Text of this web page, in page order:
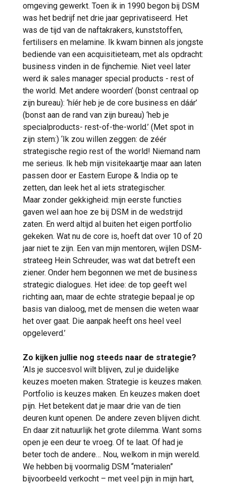
omgeving gewerkt. Toen ik in 1990 begon bij DSM
was het bedrijf net drie jaar geprivatiseerd. Het
was de tijd van de naftakrakers, kunststoffen,
fertilisers en melamine. Ik kwam binnen als jongste
bediende van een acquisitieteam, met als opdracht:
business vinden in de fijnchemie. Niet veel later
werd ik sales manager special products - rest of
the world. Met andere woorden’ (bonst centraal op
zijn bureau): ‘híér heb je de core business en dáár’
(bonst aan de rand van zijn bureau) ‘heb je
specialproducts- rest-of-the-world.’ (Met spot in
zijn stem:) ‘Ik zou willen zeggen: de zéér
strategische regio rest of the world! Niemand nam
me serieus. Ik heb mijn visitekaartje maar aan laten
passen door er Eastern Europe & India op te
zetten, dan leek het al iets strategischer.
Maar zonder gekkigheid: mijn eerste functies
gaven wel aan hoe ze bij DSM in de wedstrijd
zaten. En werd altijd al buiten het eigen portfolio
gekeken. Wat nu de core is, hoeft dat over 10 of 20
jaar niet te zijn. Een van mijn mentoren, wijlen DSM-
strateeg Hein Schreuder, was wat dat betreft een
ziener. Onder hem begonnen we met de business
strategic dialogues. Het idee: de top geeft wel
richting aan, maar de echte strategie bepaal je op
basis van dialoog, met de mensen die weten waar
het over gaat. Die aanpak heeft ons heel veel
opgeleverd.’
Zo kijken jullie nog steeds naar de strategie?
‘Als je succesvol wilt blijven, zul je duidelijke
keuzes moeten maken. Strategie is keuzes maken.
Portfolio is keuzes maken. En keuzes maken doet
pijn. Het betekent dat je maar drie van de tien
deuren kunt openen. De andere zeven blijven dicht.
En daar zit natuurlijk het grote dilemma. Want soms
open je een deur te vroeg. Of te laat. Of had je
beter toch de andere… Nou, welkom in mijn wereld.
We hebben bij voormalig DSM “materialen”
bijvoorbeeld verkocht – met veel pijn in mijn hart,